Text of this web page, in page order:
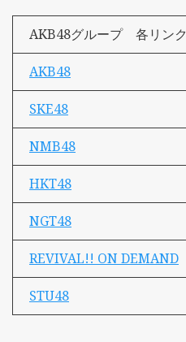
AKB48グループ 各リンク
AKB48
SKE48
NMB48
HKT48
NGT48
REVIVAL!! ON DEMAND
STU48